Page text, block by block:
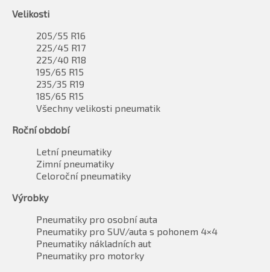
Velikosti
205/55 R16
225/45 R17
225/40 R18
195/65 R15
235/35 R19
185/65 R15
Všechny velikosti pneumatik
Roční období
Letní pneumatiky
Zimní pneumatiky
Celoroční pneumatiky
Výrobky
Pneumatiky pro osobní auta
Pneumatiky pro SUV/auta s pohonem 4×4
Pneumatiky nákladních aut
Pneumatiky pro motorky